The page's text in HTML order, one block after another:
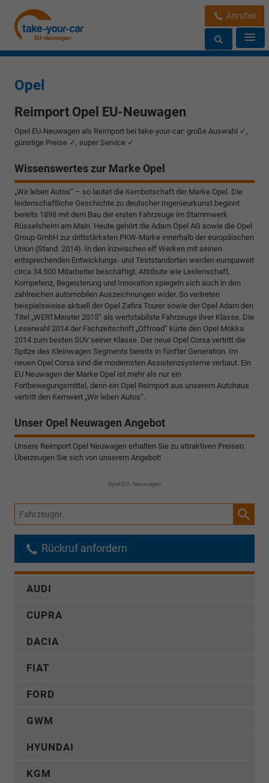
Anrufen
Opel
Reimport Opel EU-Neuwagen
Opel EU-Neuwagen als Reimport bei take-your-car: große Auswahl ✓,
günstige Preise ✓, super Service ✓
Wissenswertes zur Marke Opel
„Wir leben Autos“ – so lautet die Kernbotschaft der Marke Opel. Die
leidenschaftliche Geschichte zu deutscher Ingenieurkunst beginnt
bereits 1898 mit dem Bau der ersten Fahrzeuge im Stammwerk
Rüsselsheim am Main. Heute gehört die Adam Opel AG sowie die Opel
Group GmbH zur drittstärksten PKW-Marke innerhalb der europäischen
Union (Stand: 2014). In den inzwischen elf Werken mit seinen
entsprechenden Entwicklungs- und Teststandorten werden europaweit
circa 34.500 Mitarbeiter beschäftigt. Attribute wie Leidenschaft,
Kompetenz, Begeisterung und Innovation spiegeln sich auch in den
zahlreichen automobilen Auszeichnungen wider. So vertreten
beispielsweise aktuell der Opel Zafira Tourer sowie der Opel Adam den
Titel „WERTMeister 2015“ als wertstabilste Fahrzeuge ihrer Klasse. Die
Leserwahl 2014 der Fachzeitschrift „Offroad“ kürte den Opel Mokka
2014 zum besten SUV seiner Klasse. Der neue Opel Corsa vertritt die
Spitze des Kleinwagen Segments bereits in fünfter Generation. Im
neuen Opel Corsa sind die modernsten Assistenzsysteme verbaut. Ein
EU Neuwagen der Marke Opel ist mehr als nur ein
Fortbewegungsmittel, denn ein Opel Reimport aus unserem Autohaus
vertritt den Kernwert „Wir leben Autos“.
Unser Opel Neuwagen Angebot
Unsere Reimport Opel Neuwagen erhalten Sie zu attraktiven Preisen.
Überzeugen Sie sich von unserem Angebot!
Opel EU - Neuwagen
Fahrzeugnr.
Rückruf anfordern
AUDI
CUPRA
DACIA
FIAT
FORD
GWM
HYUNDAI
KGM